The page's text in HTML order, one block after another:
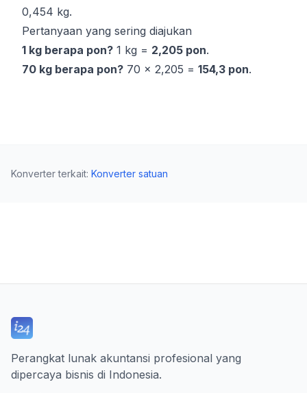
0,454 kg.
Pertanyaan yang sering diajukan
1 kg berapa pon? 1 kg = 2,205 pon.
70 kg berapa pon? 70 × 2,205 = 154,3 pon.
Konverter terkait: Konverter satuan
Perangkat lunak akuntansi profesional yang
dipercaya bisnis di Indonesia.